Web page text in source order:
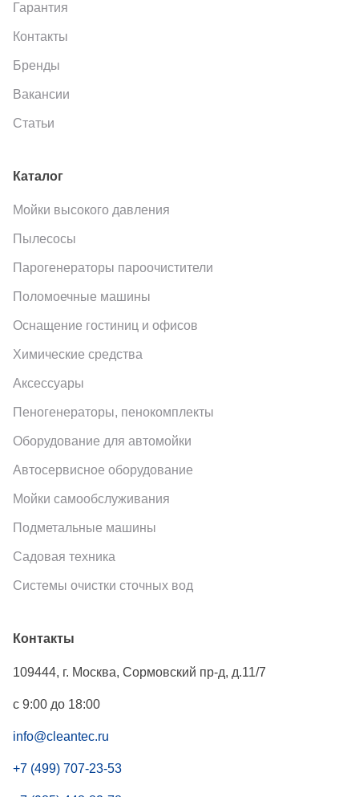
Гарантия
Контакты
Бренды
Вакансии
Статьи
Каталог
Мойки высокого давления
Пылесосы
Парогенераторы пароочистители
Поломоечные машины
Оснащение гостиниц и офисов
Химические средства
Аксессуары
Пеногенераторы, пенокомплекты
Оборудование для автомойки
Автосервисное оборудование
Мойки самообслуживания
Подметальные машины
Садовая техника
Системы очистки сточных вод
Контакты
109444, г. Москва, Сормовский пр-д, д.11/7
с 9:00 до 18:00
info@cleantec.ru
+7 (499) 707-23-53